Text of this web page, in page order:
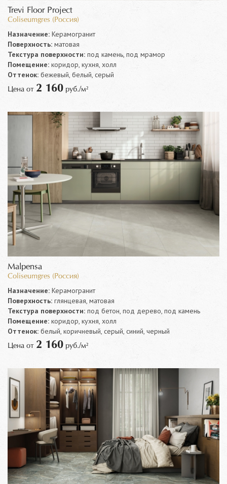
Trevi Floor Project
Coliseumgres (Россия)
Назначение: Керамогранит
Поверхность: матовая
Текстура поверхности: под камень, под мрамор
Помещение: коридор, кухня, холл
Оттенок: бежевый, белый, серый
Цена от 2 160 руб./м²
Malpensa
Coliseumgres (Россия)
Назначение: Керамогранит
Поверхность: глянцевая, матовая
Текстура поверхности: под бетон, под дерево, под камень
Помещение: коридор, кухня, холл
Оттенок: белый, коричневый, серый, синий, черный
Цена от 2 160 руб./м²